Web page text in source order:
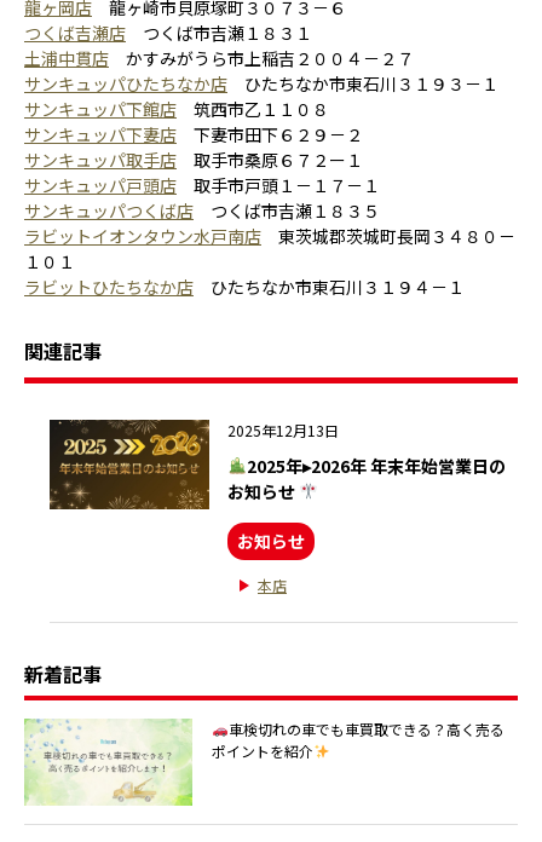
龍ヶ岡店 龍ヶ崎市貝原塚町３０７３－６
つくば吉瀬店 つくば市吉瀬１８３１
土浦中貫店 かすみがうら市上稲吉２００４－２７
サンキュッパひたちなか店 ひたちなか市東石川３１９３－１
サンキュッパ下館店 筑西市乙１１０８
サンキュッパ下妻店 下妻市田下６２９－２
サンキュッパ取手店 取手市桑原６７２ー１
サンキュッパ戸頭店 取手市戸頭１－１７－１
サンキュッパつくば店 つくば市吉瀬１８３５
ラビットイオンタウン水戸南店 東茨城郡茨城町長岡３４８０－
１０１
ラビットひたちなか店 ひたちなか市東石川３１９４－１
関連記事
2025年12月13日
2025年▸2026年 年末年始営業日の
お知らせ
お知らせ
本店
新着記事
車検切れの車でも車買取できる？高く売る
ポイントを紹介